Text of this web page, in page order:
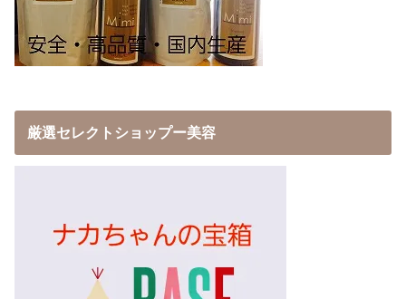
厳選セレクトショップー美容